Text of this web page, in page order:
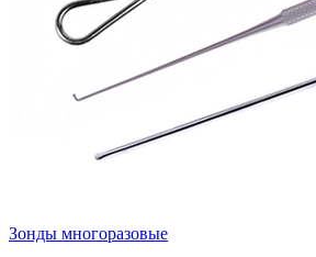
Зонды многоразовые